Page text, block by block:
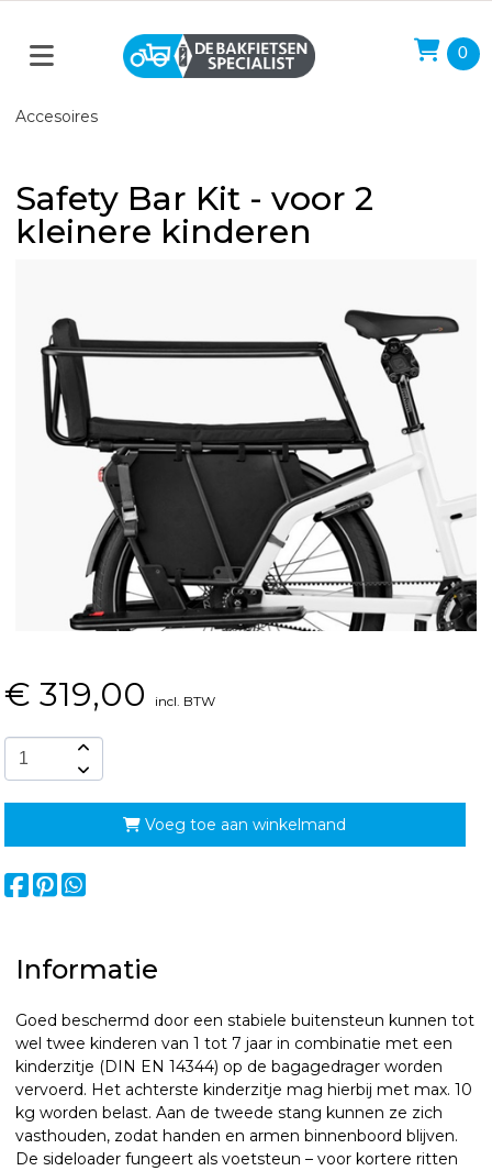
0
Accesoires
Safety Bar Kit - voor 2
kleinere kinderen
€ 319,00 incl. BTW
Voeg toe aan winkelmand
Informatie
Goed beschermd door een stabiele buitensteun kunnen tot
wel twee kinderen van 1 tot 7 jaar in combinatie met een
kinderzitje (DIN EN 14344) op de bagagedrager worden
vervoerd. Het achterste kinderzitje mag hierbij met max. 10
kg worden belast. Aan de tweede stang kunnen ze zich
vasthouden, zodat handen en armen binnenboord blijven.
De sideloader fungeert als voetsteun – voor kortere ritten